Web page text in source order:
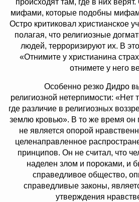
происходят там, где в них
мифами, которые подобны мифам
Остро критиковал христианское
полагая, что религиозные
людей, терроризируют их. В
«Отнимите у христианина
отнимете у него
Особенно резко Дидро
религиозной нетерпимости: «Нет
где различие в религиозных
землю кровью». В то же время он
не является опорой
целенаправленное
принципов. Он не считал, что
наделен злом и пороками, и
справедливое общество,
справедливые законы,
утверждения